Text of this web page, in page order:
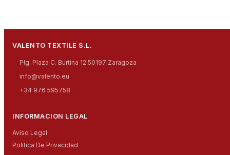
VALENTO TEXTILE S.L.
Plg. Plaza C. Burtina 12 50197 Zaragoza
info@valento.eu
+34 976 595758
INFORMACION LEGAL
Aviso Legal
Politica De Privacidad